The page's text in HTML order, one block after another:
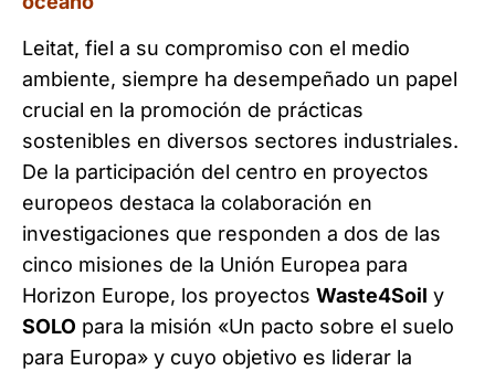
Leitat, fiel a su compromiso con el medio
ambiente, siempre ha desempeñado un papel
crucial en la promoción de prácticas
sostenibles en diversos sectores industriales.
De la participación del centro en proyectos
europeos destaca la colaboración en
investigaciones que responden a dos de las
cinco misiones de la Unión Europea para
Horizon Europe, los proyectos Waste4Soil y
SOLO para la misión «Un pacto sobre el suelo
para Europa» y cuyo objetivo es liderar la